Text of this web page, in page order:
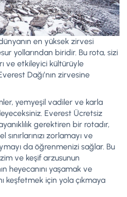
en yüksek zirvesi
yollarından biridir. Bu rota, sizi
ve etkileyici kültürüyle
Dağı’nın zirvesine
yemyeşil vadiler ve karla
Everest Ücretsiz
gerektiren bir rotadır,
zorlamayı ve
da öğrenmenizi sağlar. Bu
ve keşif arzusunun
heyecanını yaşamak ve
keşfetmek için yola çıkmaya